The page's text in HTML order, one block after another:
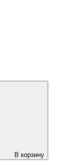
В корзину